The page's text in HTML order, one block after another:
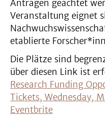
Anträgen geachtet
Veranstaltung eignet
etablierte
Die Plätze sind
über diesen Link ist
Research Funding
Tickets, Wednesday,
Eventbrite